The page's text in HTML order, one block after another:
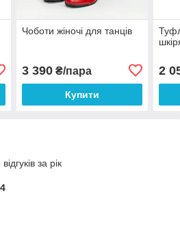
Чоботи жіночі для танців
3 390₴/пара
Купити
2
за рік